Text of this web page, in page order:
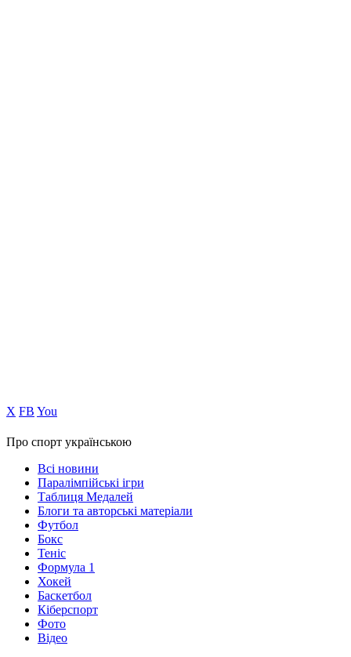
Х FB You
Про спорт українською
Всі новини
Паралімпійські ігри
Таблиця Медалей
Блоги та авторські матеріали
Футбол
Бокс
Теніс
Формула 1
Хокей
Баскетбол
Кіберспорт
Фото
Відео